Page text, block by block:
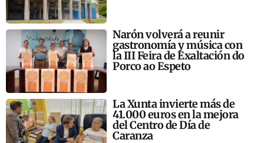
Narón volverá a reunir
gastronomía y música con
la III Feira de Exaltación do
Porco ao Espeto
La Xunta invierte más de
41.000 euros en la mejora
del Centro de Día de
Caranza